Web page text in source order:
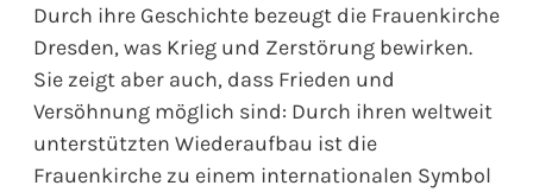
Durch ihre Geschichte bezeugt die Frauenkirche
Dresden, was Krieg und Zerstörung bewirken.
Sie zeigt aber auch, dass Frieden und
Versöhnung möglich sind: Durch ihren weltweit
unterstützten Wiederaufbau ist die
Frauenkirche zu einem internationalen Symbol